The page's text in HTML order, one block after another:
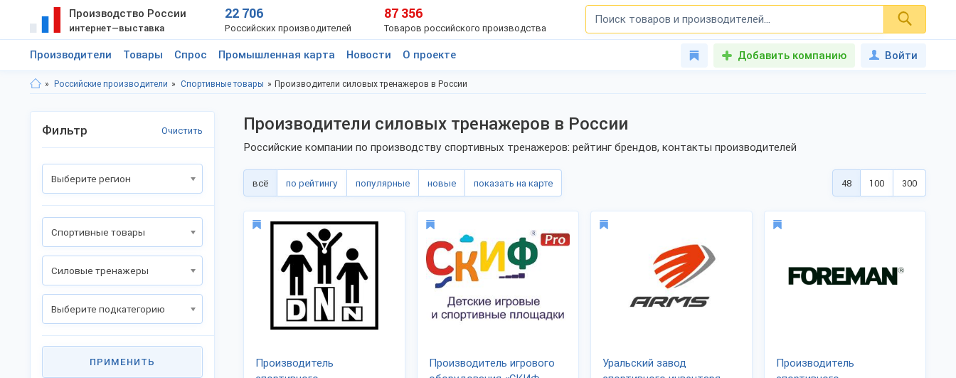
Производство России
интернет—выставка
22 706
Российских производителей
87 356
Товаров российского производства
Производители Товары Спрос Промышленная карта Новости О проекте Добавить компанию Войти
Российские производители Спортивные товары Производители силовых тренажеров в России
Производители силовых тренажеров в России
Российские компании по производству спортивных тренажеров: рейтинг брендов, контакты производителей
всё по рейтингу популярные новые показать на карте 48 100 300
Производитель
Производитель игрового
Уральский завод
Производитель
Фильтр Очистить
Выберите регион
Спортивные товары
Силовые тренажеры
Выберите подкатегорию
ПРИМЕНИТЬ